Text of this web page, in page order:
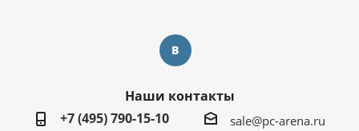
Наши контакты
+7 (495) 790-15-10
sale@pc-arena.ru